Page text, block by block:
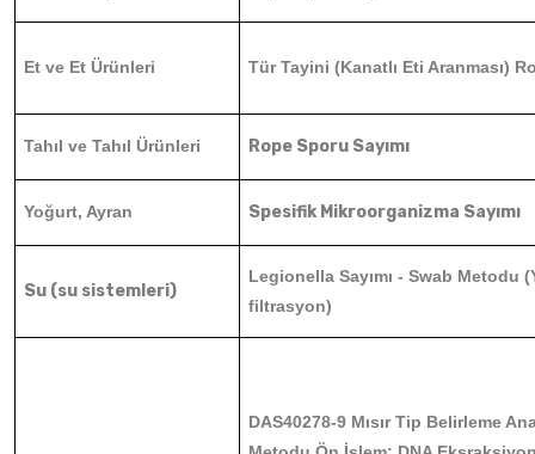
Et ve Et Ürünleri Tür Tayini (Kanatlı Eti Aranması)
Tahıl ve Tahıl Ürünleri Rope Sporu Sayımı
Yoğurt, Ayran Spesifik Mikroorganizma Sayımı
Su (su sistemleri)
Legionella Sayımı - Swab Metodu
filtrasyon)
DAS40278-9 Mısır Tip Belirleme